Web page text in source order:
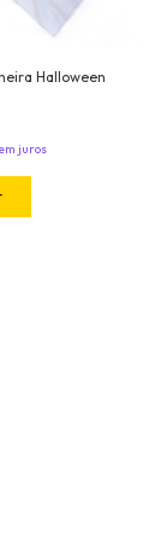
Halloween
juros